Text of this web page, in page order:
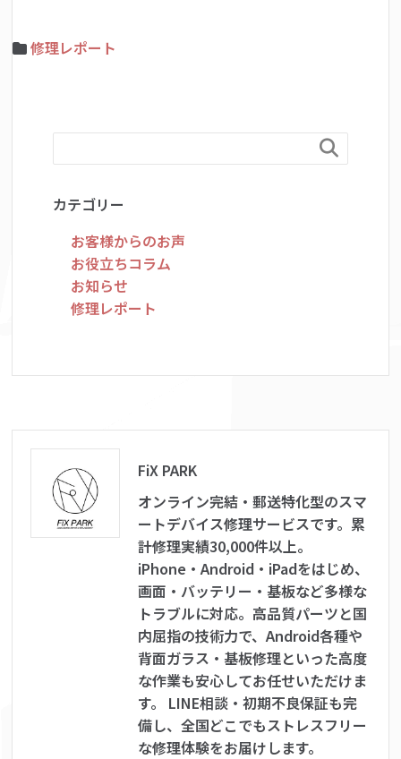
修理レポート

カテゴリー
お客様からのお声
お役立ちコラム
お知らせ
修理レポート
FiX PARK
オンライン完結・郵送特化型のスマ
ートデバイス修理サービスです。累
計修理実績30,000件以上。
iPhone・Android・iPadをはじめ、
画面・バッテリー・基板など多様な
トラブルに対応。高品質パーツと国
内屈指の技術力で、Android各種や
背面ガラス・基板修理といった高度
な作業も安心してお任せいただけま
す。 LINE相談・初期不良保証も完
備し、全国どこでもストレスフリー
な修理体験をお届けします。